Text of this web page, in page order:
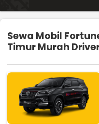
Sewa Mobil
Timur Murah